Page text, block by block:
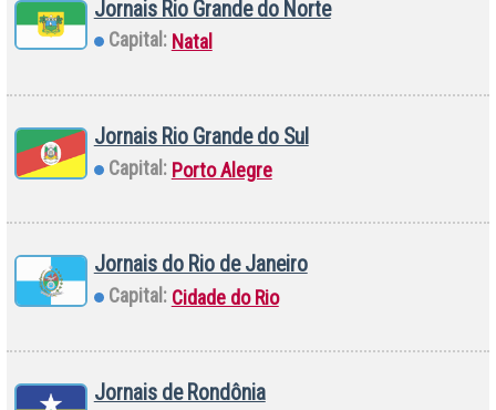
Jornais Rio Grande do Norte
Capital: Natal
Jornais Rio Grande do Sul
Capital: Porto Alegre
Jornais do Rio de Janeiro
Capital: Cidade do Rio
Jornais de Rondônia